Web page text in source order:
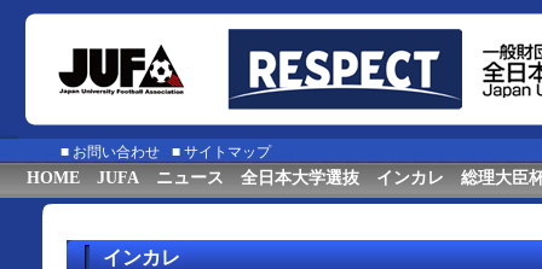
■ お問い合わせ ■ サイトマップ
HOME JUFA ニュース 全日本大学選抜 インカレ 総理大臣
インカレ